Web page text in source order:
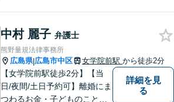
電話／オンライン相談可◆相
談実績39,000件以上（事務所
総数）
中村 麗子 弁護士
熊野量規法律事務所
広島県|広島市中区 女学院前駅 から徒歩2分
【女学院前駅徒歩2分】【当
日/夜間/土日予約可】離婚にま
つわるお金・子どものこと、
詳細を見
る